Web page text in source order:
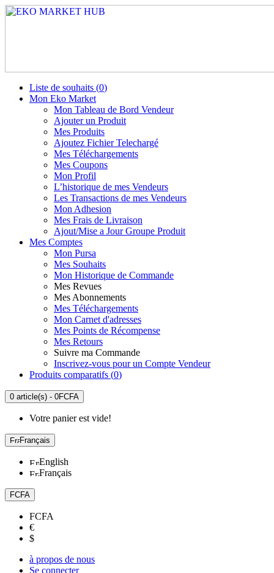
Liste de souhaits (0)
Mon Eko Market
Mon Tableau de Bord Vendeur
Ajouter un Produit
Mes Produits
Ajoutez Fichier Telechargé
Mes Téléchargements
Mes Coupons
Mon Profil
L’historique de mes Vendeurs
Les Transactions de mes Vendeurs
Mon Adhesion
Mes Frais de Livraison
Ajout/Mise a Jour Groupe Produit
Mes Comptes
Mon Pursa
Mes Souhaits
Mon Historique de Commande
Mes Revues
Mes Abonnements
Mes Téléchargements
Mon Carnet d'adresses
Mes Points de Récompense
Mes Retours
Suivre ma Commande
Inscrivez-vous pour un Compte Vendeur
Produits comparatifs (0)
0 article(s) - 0FCFA
Votre panier est vide!
Français
English
Français
FCFA
FCFA
€
$
à propos de nous
Se connecter